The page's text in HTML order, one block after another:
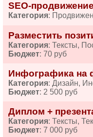
SEO-
Категория:
Разместить
Категория: Тексты,
Бюджет: 70 руб
Инфографика на
Категория: Дизайн,
Бюджет: 2 500 руб
Диплом +
Категория: Тексты,
Бюджет: 7 000 руб